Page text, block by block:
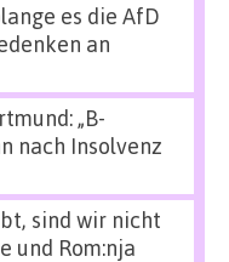
es die AfD
an
„B-
nach Insolvenz
sind wir nicht
und Rom:nja